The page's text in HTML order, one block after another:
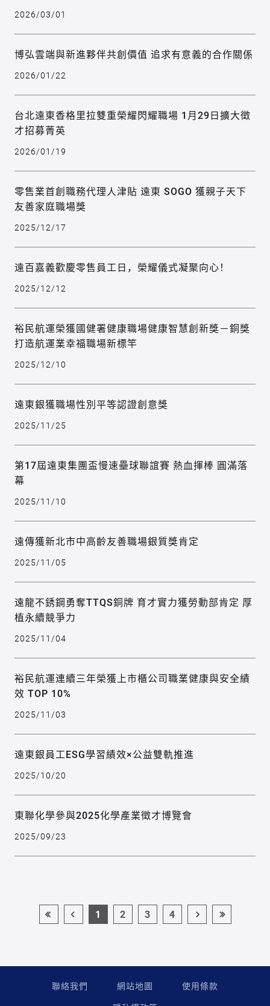
2026/03/01
博弘雲端與新進夥伴共創價值 追求有意義的合作關係
2026/01/22
台北遠東香格里拉雙重榮耀閃耀職場 1月29日擴大徵
才招募菁英
2026/01/19
零售業首創職務代理人津貼 遠東 SOGO 獲親子天下
友善家庭職場獎
2025/12/17
遠百嘉義歡慶零售員工日，榮耀儀式凝聚向心！
2025/12/12
裕民航運榮獲國健署健康職場健康智慧創新獎－銅獎
打造航運業幸福職場新標竿
2025/12/10
遠東銀獲職場性別平等認證創意獎
2025/11/25
第17屆遠東集團盃慢速壘球聯誼賽 熱血揮棒 圓滿落
幕
2025/11/10
遠傳獲新北市中高齡友善職場銀質獎肯定
2025/11/05
遠龍不銹鋼勇奪TTQS銅牌 育才實力獲勞動部肯定 厚
植永續競爭力
2025/11/04
裕民航運連續三年榮獲上市櫃公司職業健康與安全績
效 TOP 10%
2025/11/03
遠東銀員工ESG學習績效×公益雙軌推進
2025/10/20
東聯化學參與2025化學產業徵才博覽會
2025/09/23
1 2 3 4
聯絡我們 網站地圖
使用條款